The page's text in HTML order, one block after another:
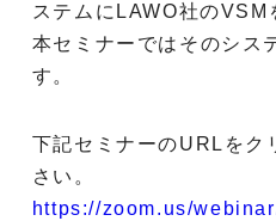
ステムにLAWO社のVSM
本セミナーではそのシス
す。
下記セミナーのURLを
さい。
https://zoom.us/